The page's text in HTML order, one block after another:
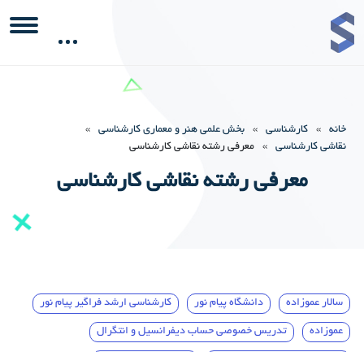
خانه » کارشناسی » بخش علمی هنر و معماری کارشناسی
»
نقاشی کارشناسی
» معرفی رشته نقاشی کارشناسی
معرفی رشته نقاشی کارشناسی
سالار عموزاده دانشگاه پیام نور کارشناسی ارشد فراگیر پیام نور
عموزاده تدریس خصوصی حساب دیفرانسیل و انتگرال